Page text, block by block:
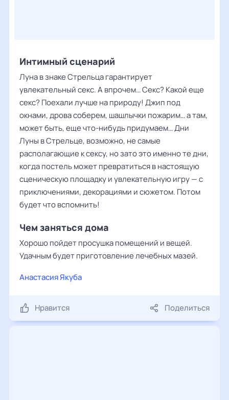
Интимный сценарий
Луна в знаке Стрельца гарантирует
увлекательный секс. А впрочем… Секс? Какой еще
секс? Поехали лучше на природу! Джип под
окнами, дрова соберем, шашлычки пожарим… а там,
может быть, еще что-нибудь придумаем… Дни
Луны в Стрельце, возможно, не самые
располагающие к сексу, но зато это именно те дни,
когда постель может превратиться в настоящую
сценическую площадку и увлекательную игру — с
приключениями, декорациями и сюжетом. Потом
будет что вспомнить!
Чем заняться дома
Хорошо пойдет просушка помещений и вещей.
Удачным будет приготовление лечебных мазей.
Анастасия Якуба
Нравится Поделиться